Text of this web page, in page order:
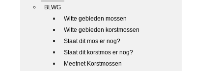
BLWG
Witte gebieden mossen
Witte gebieden korstmossen
Staat dit mos er nog?
Staat dit korstmos er nog?
Meetnet Korstmossen